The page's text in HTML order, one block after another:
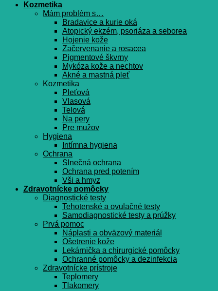
Kozmetika
Mám problém s…
Bradavice a kurie oká
Atopický ekzém, psoriáza a seborea
Hojenie kože
Začervenanie a rosacea
Pigmentové škvrny
Mykóza kože a nechtov
Akné a mastná pleť
Kozmetika
Pleťová
Vlasová
Telová
Na pery
Pre mužov
Hygiena
Intímna hygiena
Ochrana
Slnečná ochrana
Ochrana pred potením
Vši a hmyz
Zdravotnícke pomôcky
Diagnostické testy
Tehotenské a ovulačné testy
Samodiagnostické testy a prúžky
Prvá pomoc
Náplasti a obväzový materiál
Ošetrenie kože
Lekárnička a chirurgické pomôcky
Ochranné pomôcky a dezinfekcia
Zdravotnícke prístroje
Teplomery
Tlakomery